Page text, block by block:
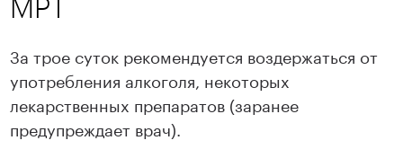
МРТ
За трое суток рекомендуется воздержаться от
употребления алкоголя, некоторых
лекарственных препаратов (заранее
предупреждает врач).